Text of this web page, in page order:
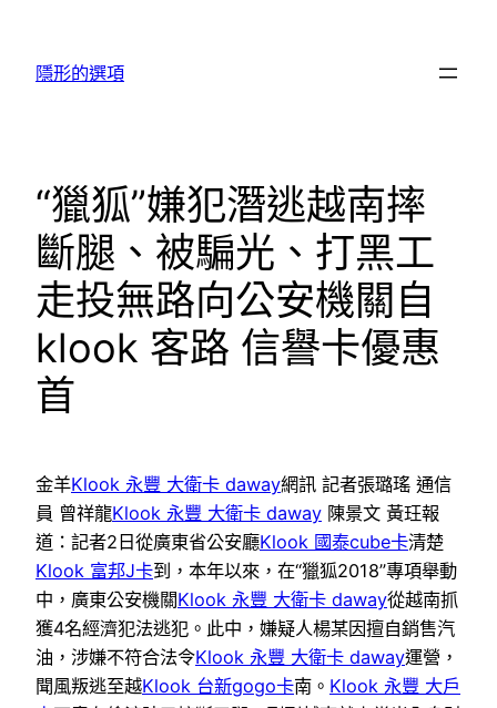
隱形的選項
“獵狐”嫌犯潛逃越南摔
斷腿、被騙光、打黑工
走投無路向公安機關自
klook 客路 信譽卡優惠
首
金羊Klook 永豐 大衛卡 daway網訊 記者張璐瑤 通信
員 曾祥龍Klook 永豐 大衛卡 daway 陳景文 黃玨報
道：記者2日從廣東省公安廳Klook 國泰cube卡清楚
Klook 富邦J卡到，本年以來，在“獵狐2018”專項舉動
中，廣東公安機關Klook 永豐 大衛卡 daway從越南抓
獲4名經濟犯法逃犯。此中，嫌疑人楊某因擅自銷售汽
油，涉嫌不符合法令Klook 永豐 大衛卡 daway運營，
聞風叛逃至越Klook 台新gogo卡南。 Klook 永豐 大戶